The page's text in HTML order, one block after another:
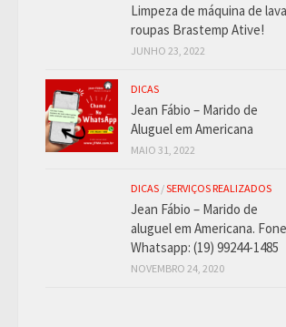
Limpeza de máquina de
roupas Brastemp Ative!
JUNHO 23, 2022
DICAS
Jean Fábio – Marido de
Aluguel em Americana
MAIO 31, 2022
DICAS /SERVIÇOS REALIZADOS
Jean Fábio – Marido de
aluguel em Americana.
Whatsapp: (19) 99244-1485
NOVEMBRO 24, 2020